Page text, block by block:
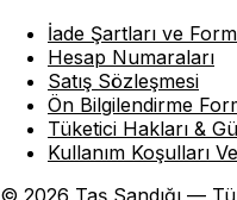
İade Şartları ve
Hesap Numaraları
Satış Sözleşmesi
Ön Bilgilendirme
Tüketici Hakları &
Kullanım Koşulları